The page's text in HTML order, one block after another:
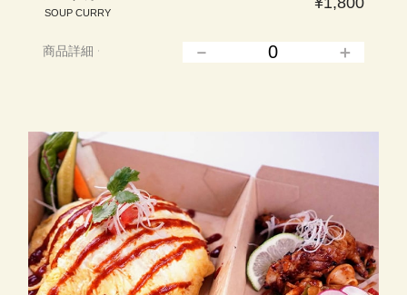
SOUP CURRY
商品詳細